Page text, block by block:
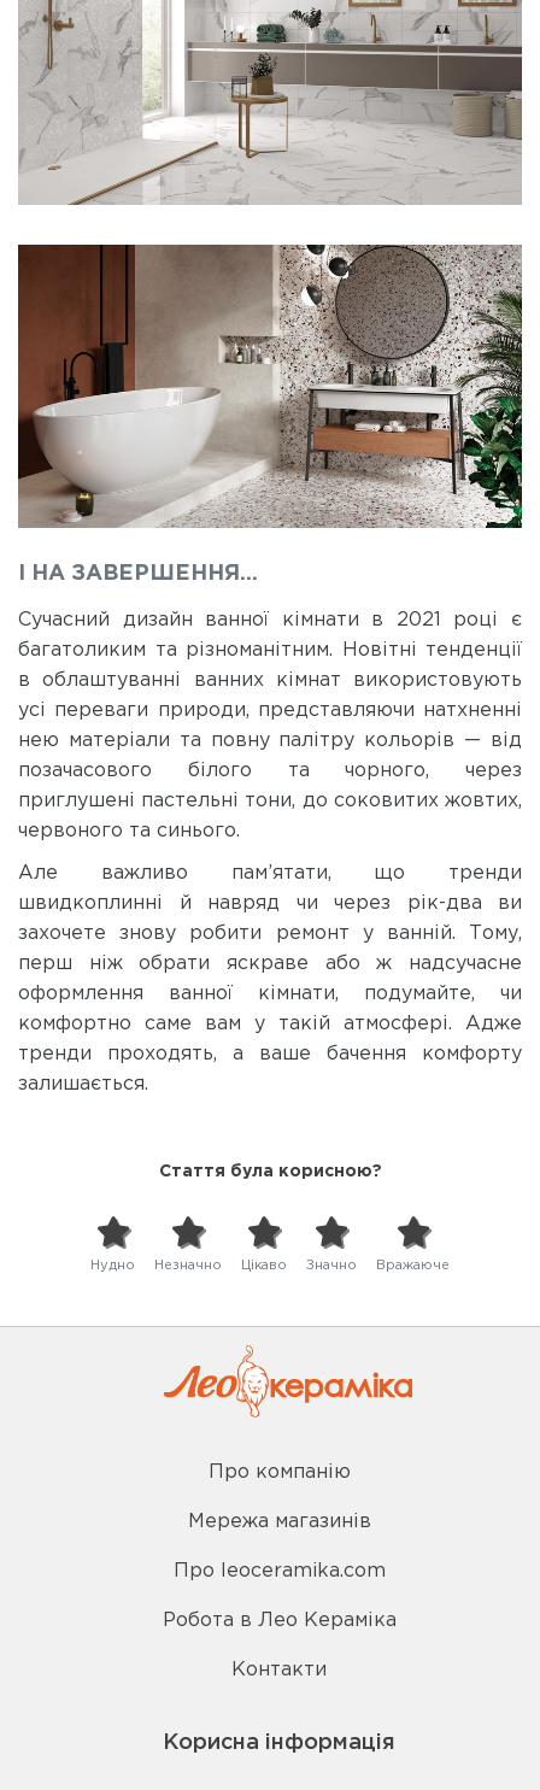
І НА ЗАВЕРШЕННЯ…
Сучасний дизайн ванної кімнати в 2021 році є
багатоликим та різноманітним. Новітні тенденції
в облаштуванні ванних кімнат використовують
усі переваги природи, представляючи натхненні
нею матеріали та повну палітру кольорів — від
позачасового білого та чорного, через
приглушені пастельні тони, до соковитих жовтих,
червоного та синього.
Але важливо пам’ятати, що тренди
швидкоплинні й навряд чи через рік-два ви
захочете знову робити ремонт у ванній. Тому,
перш ніж обрати яскраве або ж надсучасне
оформлення ванної кімнати, подумайте, чи
комфортно саме вам у такій атмосфері. Адже
тренди проходять, а ваше бачення комфорту
залишається.
Стаття була корисною?
Нудно Незначно Цікаво Значно Вражаюче
Про компанію
Мережа магазинів
Про leoceramika.com
Робота в Лео Кераміка
Контакти
Корисна інформація